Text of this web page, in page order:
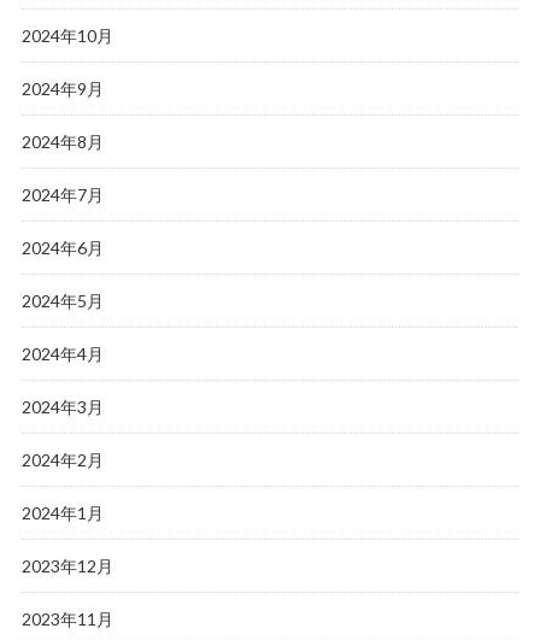
2024年10月
2024年9月
2024年8月
2024年7月
2024年6月
2024年5月
2024年4月
2024年3月
2024年2月
2024年1月
2023年12月
2023年11月